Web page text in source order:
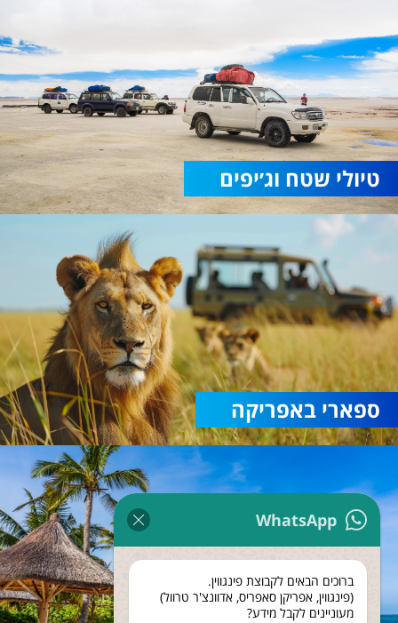
WhatsApp
ברוכים הבאים לקבוצת פינגווין.
(פינגווין, אפריקן סאפריס, אדוונצ'ר טרוול)
מעוניינים לקבל מידע?
טיולי שטח וג׳יפים
ספארי באפריקה